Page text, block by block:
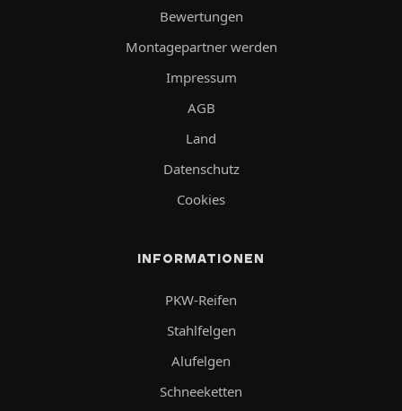
Bewertungen
Montagepartner werden
Impressum
AGB
Land
Datenschutz
Cookies
INFORMATIONEN
PKW-Reifen
Stahlfelgen
Alufelgen
Schneeketten